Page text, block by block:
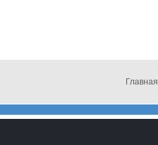
Главная